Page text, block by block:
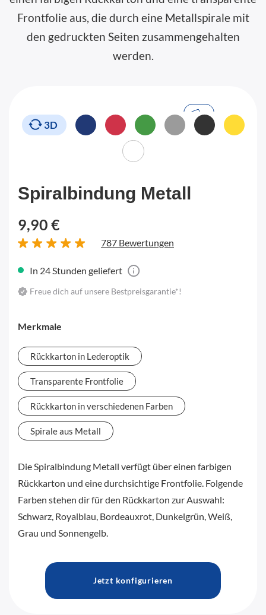
Frontfolie aus, die durch eine Metallspirale mit
den gedruckten Seiten zusammengehalten
werden.
3D
Spiralbindung Metall
9,90 €
787 Bewertungen
In 24 Stunden geliefert
Freue dich auf unsere Bestpreisgarantie*!
Merkmale
Rückkarton in Lederoptik
Transparente Frontfolie
Rückkarton in verschiedenen Farben
Spirale aus Metall
Die Spiralbindung Metall verfügt über einen farbigen
Rückkarton und eine durchsichtige Frontfolie. Folgende
Farben stehen dir für den Rückkarton zur Auswahl:
Schwarz, Royalblau, Bordeauxrot, Dunkelgrün, Weiß,
Grau und Sonnengelb.
Jetzt konfigurieren